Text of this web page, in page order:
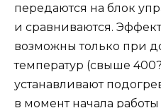
передаются на блок
и сравниваются.
возможны только при
температур (свыше
устанавливают
в момент начала работы